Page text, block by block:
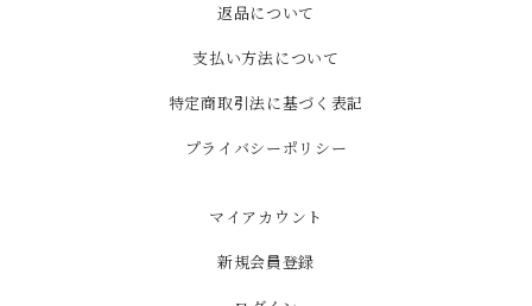
返品について
支払い方法について
特定商取引法に基づく表記
プライバシーポリシー
マイアカウント
新規会員登録